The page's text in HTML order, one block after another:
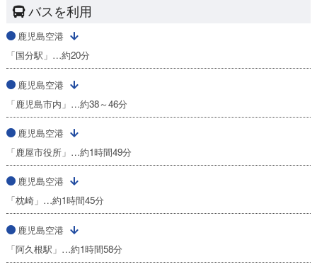
バスを利用
鹿児島空港
「国分駅」…約20分
鹿児島空港
「鹿児島市内」…約38～46分
鹿児島空港
「鹿屋市役所」…約1時間49分
鹿児島空港
「枕崎」…約1時間45分
鹿児島空港
「阿久根駅」…約1時間58分